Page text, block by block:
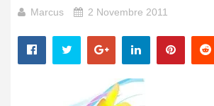
Marcus 2 Novembre 2011